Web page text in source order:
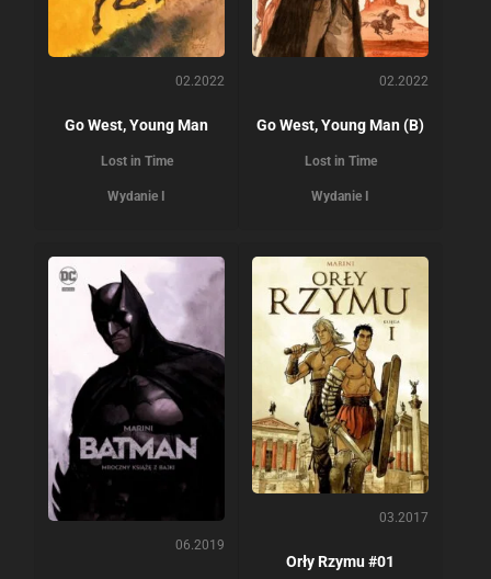
02.2022
Go West, Young Man
Lost in Time
Wydanie I
02.2022
Go West, Young Man (B)
Lost in Time
Wydanie I
06.2019
03.2017
Orły Rzymu #01